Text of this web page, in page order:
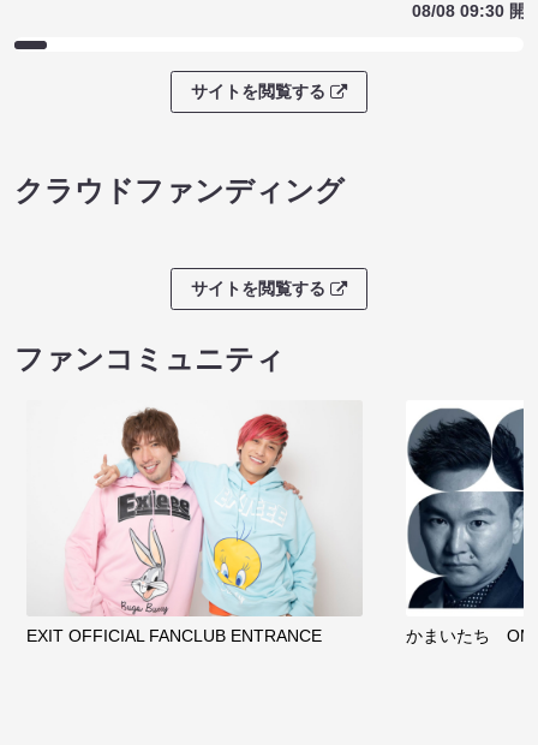
08/08 09:30 開
サイトを閲覧する
クラウドファンディング
サイトを閲覧する
ファンコミュニティ
EXIT OFFICIAL FANCLUB ENTRANCE かまいたち